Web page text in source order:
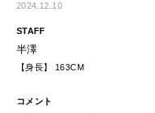
2024.12.10
STAFF
半澤
【身長】 163CM
コメント